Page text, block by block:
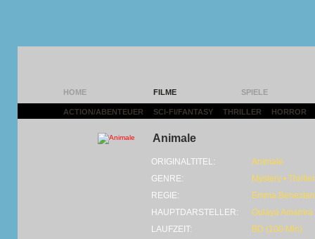
HOME FILME SPIELE
ACTION/ABENTEUER SCI-FI/FANTASY THRILLER HORROR
Animale
ORIGINALTITEL:
Animale
GENRE:
Mystery •
REGIE:
Emma Benestan
HAUPTDARSTELLER:
Oulaya Amamra
LAUFZEIT:
BD (100 Min)